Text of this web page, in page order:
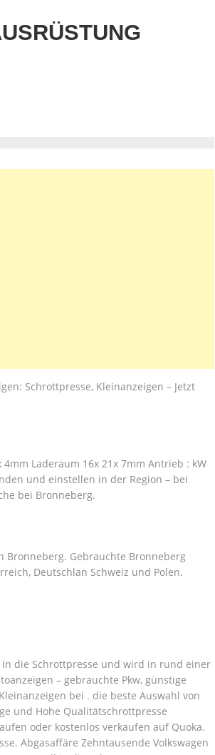
Schrottpresse, Kleinanzeigen – Jetzt
Laderaum 16x 21x 7mm Antrieb : kW
und einstellen in der Region – bei
bei Bronneberg.
Bronneberg. Gebrauchte Bronneberg
Deutschlan Schweiz und Polen.
in die Schrottpresse und wird in rund einer
– gebrauchte Pkw, günstige
bei . die beste Auswahl von
und Hohe Qualitätschrottpresse
oder kostenlos verkaufen auf Quoka.
Abgasaffäre Zehntausende Volkswagen